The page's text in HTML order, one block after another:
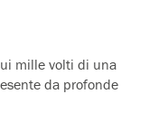
mille volti di una
da profonde